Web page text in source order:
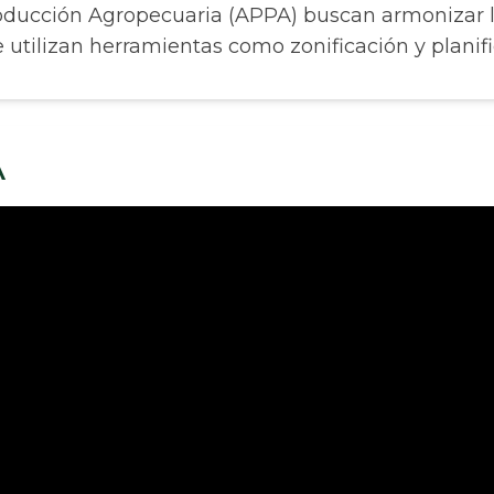
Agropecuaria (APPA) buscan
utilizan herramientas como zonificación y